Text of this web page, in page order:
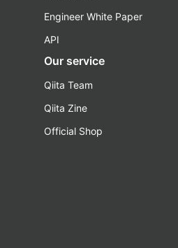
Engineer White Paper
API
Our service
Qiita Team
Qiita Zine
Official Shop